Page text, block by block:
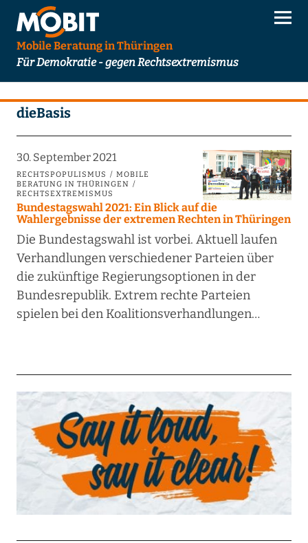
Mobile Beratung in Thüringen
Für Demokratie - gegen Rechtsextremismus
dieBasis
30. September 2021
RECHTSPOPULISMUS
MOBILE
BERATUNG IN THÜRINGEN
RECHTSEXTREMISMUS
Bundestagswahl 2021: Ein Blick auf die
Wahlergebnisse der extremen Rechten in Thüringen
Die Bundestagswahl ist vorbei. Aktuell laufen
Verhandlungen verschiedener Parteien über
die zukünftige Regierungsoptionen in der
Bundesrepublik. Extrem rechte Parteien
spielen bei den Koalitionsverhandlungen…